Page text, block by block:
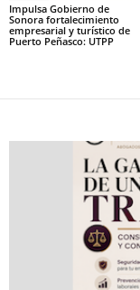
Impulsa Gobierno de
Sonora fortalecimiento
empresarial y turístico de
Puerto Peñasco: UTPP